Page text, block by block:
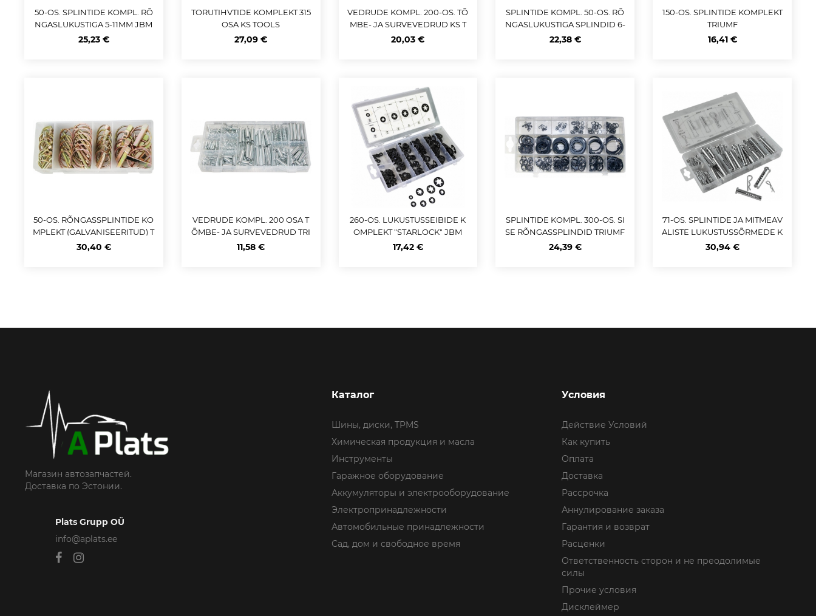
50-OS. SPLINTIDE KOMPL. RÕ
NGASLUKUSTIGA 5-11MM JBM
25,23 €
TORUTIHVTIDE KOMPLEKT 315
OSA KS TOOLS
27,09 €
VEDRUDE KOMPL. 200-OS. TÕ
MBE- JA SURVEVEDRUD KS T
OOLS
20,03 €
SPLINTIDE KOMPL. 50-OS. RÕ
NGASLUKUSTIGA SPLINDID 6-
11MM KS TOOLS
22,38 €
150-OS. SPLINTIDE KOMPLEKT
TRIUMF
16,41 €
50-OS. RÕNGASSPLINTIDE KO
MPLEKT (GALVANISEERITUD) T
RIUMF
30,40 €
VEDRUDE KOMPL. 200 OSA T
ÕMBE- JA SURVEVEDRUD TRI
UMF
11,58 €
260-OS. LUKUSTUSSEIBIDE K
OMPLEKT "STARLOCK" JBM
17,42 €
SPLINTIDE KOMPL. 300-OS. SI
SE RÕNGASSPLINDID TRIUMF
24,39 €
71-OS. SPLINTIDE JA MITMEAV
ALISTE LUKUSTUSSÕRMEDE K
OMPLEKT JBM
30,94 €
Магазин автозапчастей.
Доставка по Эстонии.
Plats Grupp OÜ
info@aplats.ee
Каталог
Шины, диски, TPMS
Химическая продукция и масла
Инструменты
Гаражное оборудование
Аккумуляторы и электрооборудование
Электропринадлежности
Автомобильные принадлежности
Сад, дом и свободное время
Условия
Действие Условий
Как купить
Оплата
Доставка
Рассрочка
Аннулирование заказа
Гарантия и возврат
Расценки
Ответственность сторон и не преодолимые
силы
Прочие условия
Дисклеймер